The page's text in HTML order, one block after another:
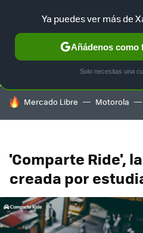
SELECCIÓN GAMING HOME
HOY SE HABLA DE
Mercado Libre Motorola
'Comparte Ride',
creada por
Ya puedes ver más de
Añádenos como
Solo necesitas una